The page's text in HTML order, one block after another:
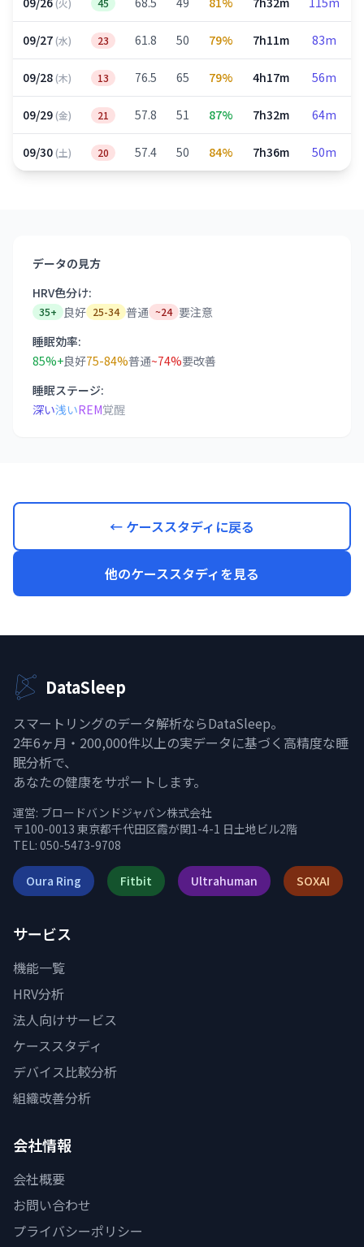
(火) 45
09/27(水) 23 61.8 50 79% 7h11m 83m
09/28(木) 13 76.5 65 79% 4h17m 56m
09/29(金) 21 57.8 51 87% 7h32m 64m
09/30(土) 20 57.4 50 84% 7h36m 50m
データの見方
HRV色分け:
35+ 良好 25-34 普通 ~24 要注意
睡眠効率:
85%+良好75-84%普通~74%要改善
睡眠ステージ:
深い浅いREM覚醒
← ケーススタディに戻る
他のケーススタディを見る
DataSleep
スマートリングのデータ解析ならDataSleep。
2年6ヶ月・200,000件以上の実データに基づく高精度な睡
眠分析で、
あなたの健康をサポートします。
運営: ブロードバンドジャパン株式会社
〒100-0013 東京都千代田区霞が関1-4-1 日土地ビル2階
TEL: 050-5473-9708
Oura Ring Fitbit Ultrahuman SOXAI
サービス
機能一覧
HRV分析
法人向けサービス
ケーススタディ
デバイス比較分析
組織改善分析
会社情報
会社概要
お問い合わせ
プライバシーポリシー